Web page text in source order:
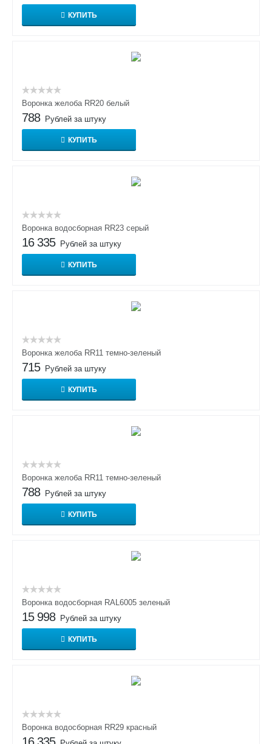
КУПИТЬ
Воронка желоба RR20 белый
788 Рублей за штуку
КУПИТЬ
Воронка водосборная RR23 серый
16 335 Рублей за штуку
КУПИТЬ
Воронка желоба RR11 темно-зеленый
715 Рублей за штуку
КУПИТЬ
Воронка желоба RR11 темно-зеленый
788 Рублей за штуку
КУПИТЬ
Воронка водосборная RAL6005 зеленый
15 998 Рублей за штуку
КУПИТЬ
Воронка водосборная RR29 красный